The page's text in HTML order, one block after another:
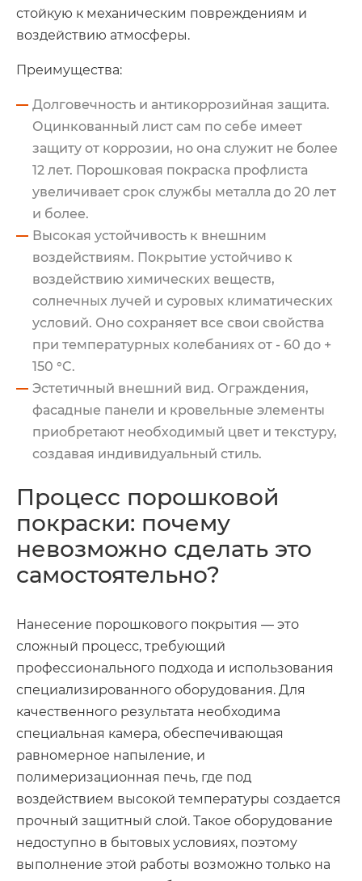
стойкую к механическим повреждениям и
воздействию атмосферы.
Преимущества:
Долговечность и антикоррозийная защита.
Оцинкованный лист сам по себе имеет
защиту от коррозии, но она служит не более
12 лет. Порошковая покраска профлиста
увеличивает срок службы металла до 20 лет
и более.
Высокая устойчивость к внешним
воздействиям. Покрытие устойчиво к
воздействию химических веществ,
солнечных лучей и суровых климатических
условий. Оно сохраняет все свои свойства
при температурных колебаниях от - 60 до +
150 °C.
Эстетичный внешний вид. Ограждения,
фасадные панели и кровельные элементы
приобретают необходимый цвет и текстуру,
создавая индивидуальный стиль.
Процесс порошковой
покраски: почему
невозможно сделать это
самостоятельно?
Нанесение порошкового покрытия — это
сложный процесс, требующий
профессионального подхода и использования
специализированного оборудования. Для
качественного результата необходима
специальная камера, обеспечивающая
равномерное напыление, и
полимеризационная печь, где под
воздействием высокой температуры создается
прочный защитный слой. Такое оборудование
недоступно в бытовых условиях, поэтому
выполнение этой работы возможно только на